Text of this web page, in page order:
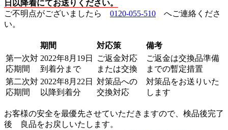
日以降着にてお送りください。
ご不明点がございましたら 0120-055-510 へご連絡くださ
い。
期間 対応策
備考
第一次対
応期間
2022年8月19日
到着分まで
ご返金対応
または交換
ご返金は交換品準備
までの暫定措置
第二次対
応期間
2022年8月22日
以降到着分
対策品への
交換対応
対策品をお送りいた
します
お客様の安全を最優先させていただきますので、検品後完了
後 良品をお戻しいたします。